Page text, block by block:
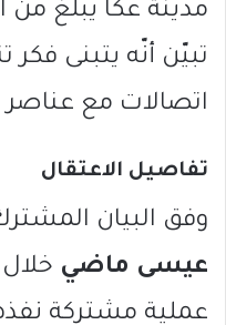
تبيّن أنّه يتبنى
اتصالات مع عناصر
تفاصيل الاعتقال
وفق البيان
عيسى ماضي
عملية مشتركة